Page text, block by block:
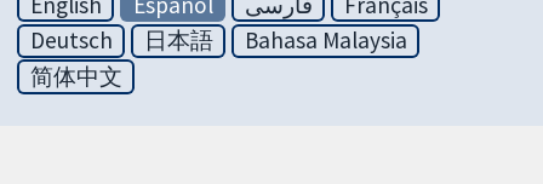
Deutsch
日本語
Bahasa Malaysia
简体中文